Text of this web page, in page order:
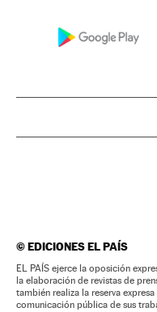
©EDICIONES EL PAÍS
EL PAÍS ejerce la oposición
la elaboración de revistas de
también realiza la reserva
comunicación pública de sus